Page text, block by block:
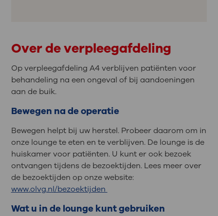
Over de verpleegafdeling
Op verpleegafdeling A4 verblijven patiënten voor
behandeling na een ongeval of bij aandoeningen
aan de buik.
Bewegen na de operatie
Bewegen helpt bij uw herstel. Probeer daarom om in
onze lounge te eten en te verblijven. De lounge is de
huiskamer voor patiënten. U kunt er ook bezoek
ontvangen tijdens de bezoektijden. Lees meer over
de bezoektijden op onze website:
www.olvg.nl/bezoektijden
Wat u in de lounge kunt gebruiken